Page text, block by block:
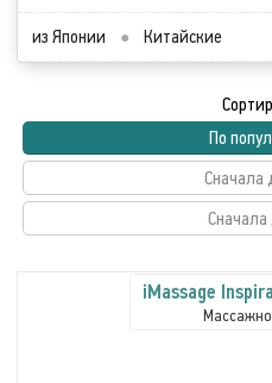
из Японии ● Китайские
По
Сначала
Сначала
iMassage